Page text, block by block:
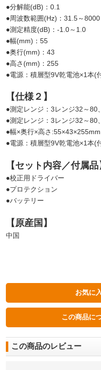
●分解能(dB)：0.1
●周波数範囲(Hz)：31.5～8000
●測定精度(dB)：-1.0～1.0
●幅(mm)：55
●奥行(mm)：43
●高さ(mm)：255
●電源：積層型9V乾電池×1本(
【仕様２】
●測定レンジ：3レンジ32～80
●測定レンジ：3レンジ32～80
●幅×奥行×高さ:55×43×255mm
●電源：積層型9V乾電池×1本(
【セット内容／付属品
●校正用ドライバー
●プロテクション
●バッテリー
【原産国】
中国
この商品のレビュー